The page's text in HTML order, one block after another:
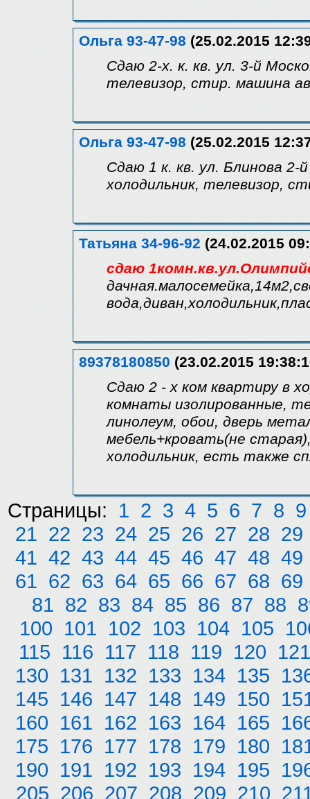
Ольга 93-47-98 (25.02.2015
Сдаю 2-х. к. кв. ул. 3-й
телевизор, стир. машина
Ольга 93-47-98 (25.02.2015
Сдаю 1 к. кв. ул. Блинова 2-
холодильник, телевизор,
Татьяна 34-96-92 (24.02.2015
сдаю
89378180850 (23.02.2015
Сдаю 2 - х ком квартиру в
комнаты изолированные,
линолеум, обои, дверь
мебель+кровать(не
холодильник, есть также
Страницы: 1 2 3 4 5 6 7 8 9
21 22 23 24 25 26 27 28 29
41 42 43 44 45 46 47 48 49
61 62 63 64 65 66 67 68 69
81 82 83 84 85 86 87 88
100 101 102 103 104 105
115 116 117 118 119 120 121
130 131 132 133 134 135
145 146 147 148 149 150
160 161 162 163 164 165
175 176 177 178 179 180
190 191 192 193 194 195
205 206 207 208 209 210